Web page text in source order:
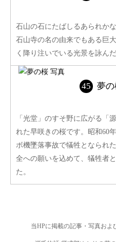
石山の石にたばしるあられかな
石山寺の名の由来でもある巨
く降り注いでいる光景を詠ん
夢
「光堂」のすそ野に広がる「
れた早咲きの桜です。昭和60
ボ機墜落事故で犠牲となられ
全への願いを込めて、犠牲者
た。
当HPに掲載の記事・写真およ